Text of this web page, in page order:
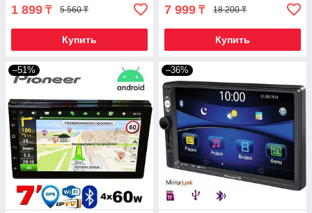
1 899 ₸ 5 560 ₸
Купить
7 999 ₸ 18 200 ₸
Купить
–51% –36%